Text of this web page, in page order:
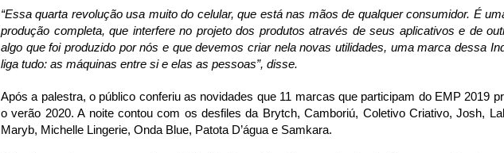
“Essa quarta revolução usa muito do celular, que está nas mãos de qualquer consumidor. É
produção completa, que interfere no projeto dos produtos através de seus aplicativos e de
algo que foi produzido por nós e que devemos criar nela novas utilidades, uma marca dessa
liga tudo: as máquinas entre si e elas as pessoas”, disse.
Após a palestra, o público conferiu as novidades que 11 marcas que participam do EMP 2019
o verão 2020. A noite contou com os desfiles da Brytch, Camboriú, Coletivo Criativo, Josh,
Maryb, Michelle Lingerie, Onda Blue, Patota D’água e Samkara.